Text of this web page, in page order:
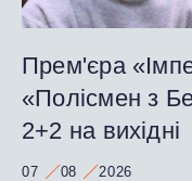
Прем'єра
«Полісмен з
2+2 на вихідні
07 08 2026